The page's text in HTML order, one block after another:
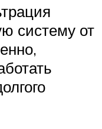
систему от